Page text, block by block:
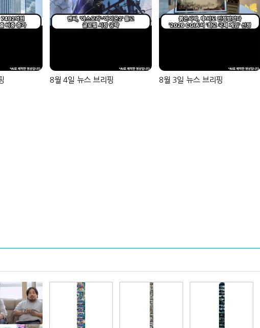
8월 4일 뉴스 브리핑 8월 3일 뉴스 브리핑